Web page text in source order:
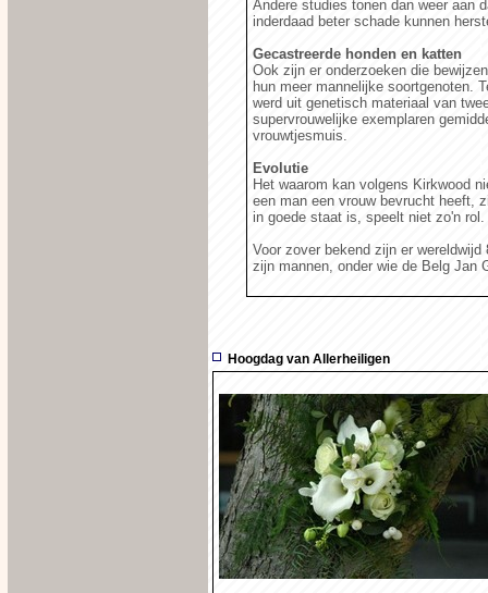
Andere studies tonen dan weer aan
inderdaad beter schade kunnen
Gecastreerde honden en katten
Ook zijn er onderzoeken die
hun meer mannelijke soortgenoten.
werd uit genetisch materiaal van
supervrouwelijke exemplaren
vrouwtjesmuis.
Evolutie
Het waarom kan volgens Kirkwood
een man een vrouw bevrucht heeft,
in goede staat is, speelt niet zo'n rol.
Voor zover bekend zijn er
zijn mannen, onder wie de Belg Jan
Hoogdag van Allerheiligen